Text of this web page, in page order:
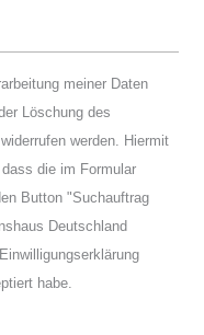
meiner Daten
Löschung des
werden. Hiermit
die im Formular
Button "Suchauftrag
Deutschland
habe.